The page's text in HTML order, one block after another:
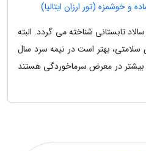
و خوشمزه (تور ارزان ایتالیا)
تابستانی شناخته می گردد. البته
سلامتی، بهتر است در نیمه سرد سال
در معرض سرماخوردگی هستند